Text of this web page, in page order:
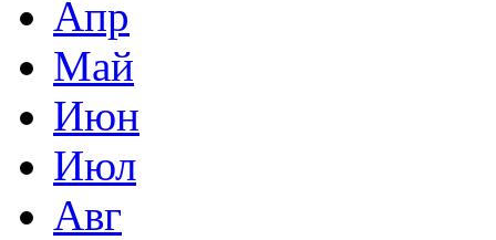
Апр
Май
Июн
Июл
Авг